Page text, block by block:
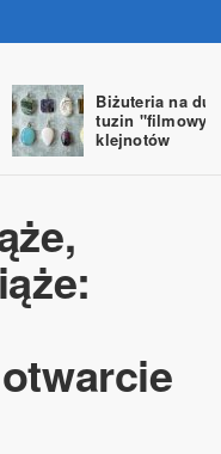
Biżuteria na
tuzin
klejnotów